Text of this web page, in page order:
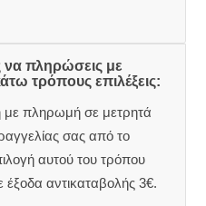
να πληρώσεις με
τρόπους επιλέξεις:
με πληρωμή σε μετρητά
σας από το
αυτού του τρόπου
αντικαταβολής 3€.